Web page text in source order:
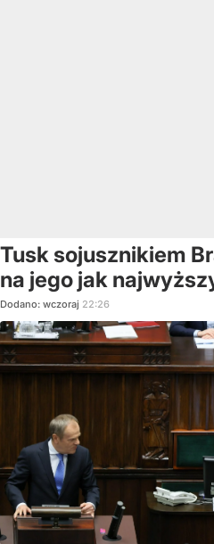
Tusk sojusznikiem
na jego jak
Dodano: wczoraj 22:26